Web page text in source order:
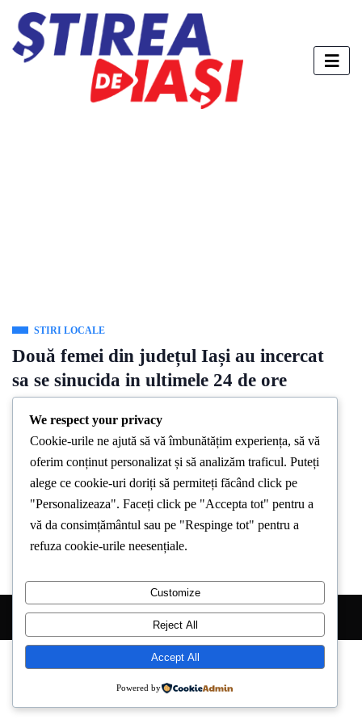
STIRI LOCALE
Două femei din județul Iași au incercat
sa se sinucida in ultimele 24 de ore
Stirea De Iasi May 3, 2024
O femeie în vârstă de 40 de ani din localitatea Malaiesti a
fost găsită în stare de inconștiență după ce a băut alcool și 2
fiole de insecticid Decis. Echipajul de
Terapie Intensivă Mobilă sosit de urgență la locul indicat
Copyright © 2026 Stirea de Iasi. All Right Reserved.
We respect your privacy
Cookie-urile ne ajută să vă îmbunătățim experiența, să vă
oferim conținut personalizat și să analizăm traficul. Puteți
alege ce cookie-uri doriți să permiteți făcând click pe
"Personalizeaza". Faceți click pe "Accepta tot" pentru a
vă da consimțământul sau pe "Respinge tot" pentru a
refuza cookie-urile neesențiale.
Customize
Reject All
Accept All
Powered by